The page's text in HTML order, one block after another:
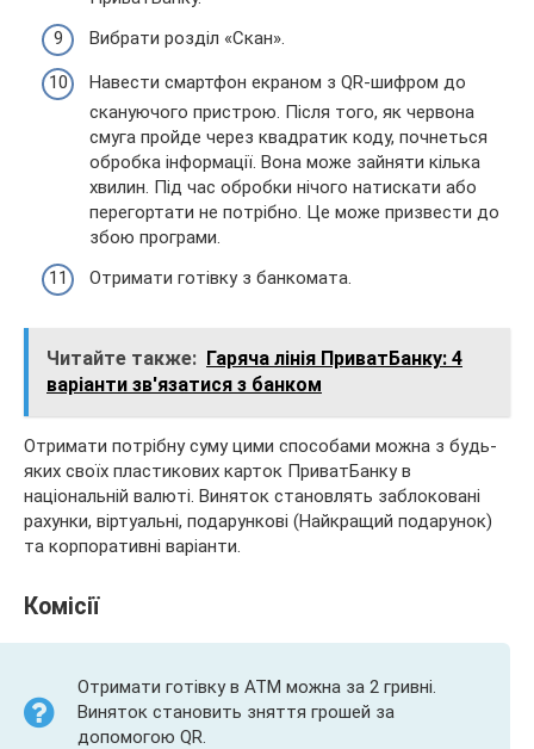
Вибрати розділ «Скан».
Навести смартфон екраном з QR-шифром до
скануючого пристрою. Після того, як червона
смуга пройде через квадратик коду, почнеться
обробка інформації. Вона може зайняти кілька
хвилин. Під час обробки нічого натискати або
перегортати не потрібно. Це може призвести до
збою програми.
Отримати готівку з банкомата.
Читайте также: Гаряча лінія ПриватБанку: 4
варіанти зв'язатися з банком
Отримати потрібну суму цими способами можна з будь-
яких своїх пластикових карток ПриватБанку в
національній валюті. Виняток становлять заблоковані
рахунки, віртуальні, подарункові (Найкращий подарунок)
та корпоративні варіанти.
Комісії
Отримати готівку в АТМ можна за 2 гривні.
Виняток становить зняття грошей за
допомогою QR.